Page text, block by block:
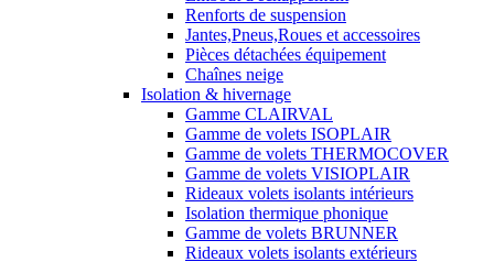
Renforts de suspension
Jantes,Pneus,Roues et accessoires
Pièces détachées équipement
Chaînes neige
Isolation & hivernage
Gamme CLAIRVAL
Gamme de volets ISOPLAIR
Gamme de volets THERMOCOVER
Gamme de volets VISIOPLAIR
Rideaux volets isolants intérieurs
Isolation thermique phonique
Gamme de volets BRUNNER
Rideaux volets isolants extérieurs